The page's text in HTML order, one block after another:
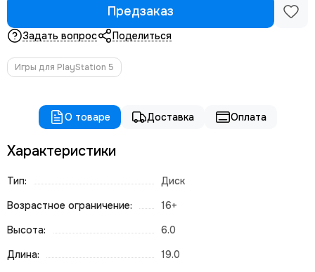
Предзаказ
Задать вопрос Поделиться
Игры для PlayStation 5
О товаре Доставка Оплата
Характеристики
Тип:
Диск
Возрастное ограничение:
16+
Высота:
6.0
Длина:
19.0